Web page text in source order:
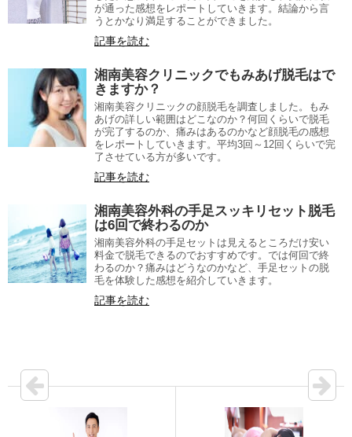
が通った感想をレポートしていきます。結論から言
うとかなり満足することができました。
記事を読む
湘南美容クリニックでもみあげ脱毛はで
きますか？
湘南美容クリニックの顔脱毛を調査しました。もみ
あげの詳しい範囲はどこなのか？何回くらいで脱毛
が完了するのか、痛みはあるのかなど顔脱毛の感想
をレポートしていきます。平均3回～12回くらいで完
了させている方が多いです。
記事を読む
湘南美容外科の手足スッキリセット脱毛
は6回で終わるのか
湘南美容外科の手足セットは見えるところだけ安い
料金で脱毛できるのでおすすめです。では何回で終
わるのか？痛みはどうなのかなど、手足セットの脱
毛を体験した感想を紹介していきます。
記事を読む